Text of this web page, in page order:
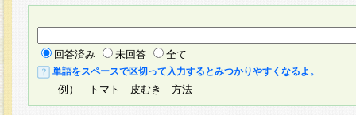
回答済み 未回答 全て
単語をスペースで区切って入力するとみつかりやすくなるよ。
例） トマト 皮むき 方法